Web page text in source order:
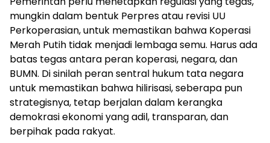
mungkin dalam bentuk Perpres atau revisi UU
Perkoperasian, untuk memastikan bahwa Koperasi
Merah Putih tidak menjadi lembaga semu. Harus ada
batas tegas antara peran koperasi, negara, dan
BUMN. Di sinilah peran sentral hukum tata negara
untuk memastikan bahwa hilirisasi, seberapa pun
strategisnya, tetap berjalan dalam kerangka
demokrasi ekonomi yang adil, transparan, dan
berpihak pada rakyat.